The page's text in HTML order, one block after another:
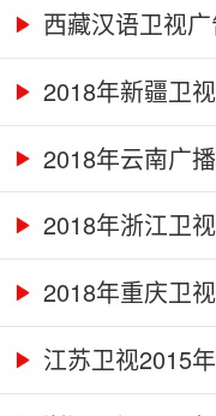
西藏汉语卫视
2018年新疆卫
2018年云南广
2018年浙江卫
2018年重庆卫
江苏卫视2015